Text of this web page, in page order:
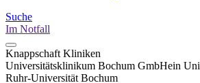
Suche
Im Notfall
Knappschaft Kliniken
Universitätsklinikum Bochum GmbHein
Ruhr-Universität Bochum